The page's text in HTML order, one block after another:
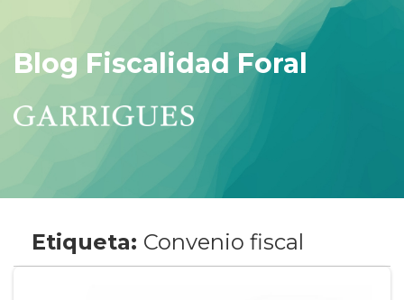
Blog Fiscalidad Foral
Etiqueta: Convenio fiscal